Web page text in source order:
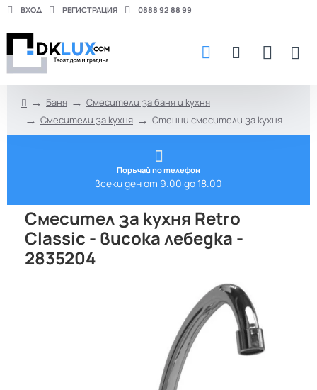
ВХОД РЕГИСТРАЦИЯ 0888 92 88 99
Баня
Смесители за баня и кухня
Смесители за кухня
Стенни смесители за кухня
Поръчай по телефон
всеки ден от 9.00 до 18.00
Смесител за кухня Retro
Classic - висока лебедка -
2835204